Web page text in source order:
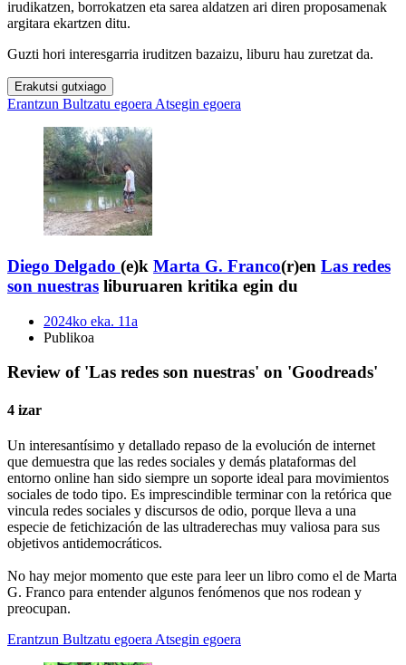
irudikatzen, borrokatzen eta sarea aldatzen ari diren proposamenak
argitara ekartzen ditu.
Guzti hori interesgarria iruditzen bazaizu, liburu hau zuretzat da.
Erakutsi gutxiago
Erantzun Bultzatu egoera Atsegin egoera
Diego Delgado (e)k Marta G. Franco(r)en Las redes
son nuestras liburuaren kritika egin du
2024ko eka. 11a
Publikoa
Review of 'Las redes son nuestras' on 'Goodreads'
4 izar
Un interesantísimo y detallado repaso de la evolución de internet
que demuestra que las redes sociales y demás plataformas del
entorno online han sido siempre un soporte ideal para movimientos
sociales de todo tipo. Es imprescindible terminar con la retórica que
vincula redes sociales y discursos de odio, porque lleva a una
especie de fetichización de las ultraderechas muy valiosa para sus
objetivos antidemocráticos.
No hay mejor momento que este para leer un libro como el de Marta
G. Franco para entender algunos fenómenos que nos rodean y
preocupan.
Erantzun Bultzatu egoera Atsegin egoera